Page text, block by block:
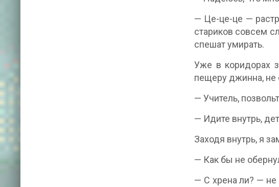
— Це-це-це —
стариков совсем
спешат умирать.
Уже в коридорах
пещеру джинна, не
— Учитель,
— Идите внутрь,
Заходя внутрь, я
— Как бы не
— С хрена ли? —